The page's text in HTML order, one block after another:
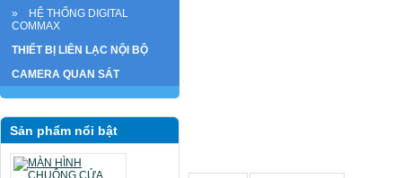
» HỆ THỐNG DIGITAL
COMMAX
THIẾT BỊ LIÊN LẠC NỘI BỘ
CAMERA QUAN SÁT
Sản phẩm nổi bật